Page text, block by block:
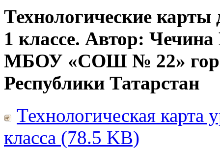
Технологические карты
1 классе. Автор:
МБОУ «СОШ № 22»
Республики Татарстан
Технологическая карта
класса (78.5 KB)